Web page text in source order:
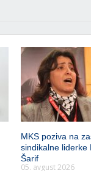
MKS poziva na
sindikalne liderke
Šarif
05. avgust 2026